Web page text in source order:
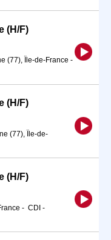
(H/F)
(77), Île-de-France -
(H/F)
(77), Île-de-
(H/F)
- CDI -